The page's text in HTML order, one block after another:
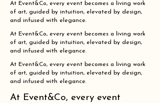
At Event&Co, every event becomes a living work
of art, guided by intuition, elevated by design,
and infused with elegance.
At Event&Co, every event becomes a living work
of art, guided by intuition, elevated by design,
and infused with elegance.
At Event&Co, every event becomes a living work
of art, guided by intuition, elevated by design,
and infused with elegance.
At Event&Co, every event